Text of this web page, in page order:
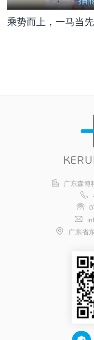
乘势而上，一马当先
广东森博
广东省